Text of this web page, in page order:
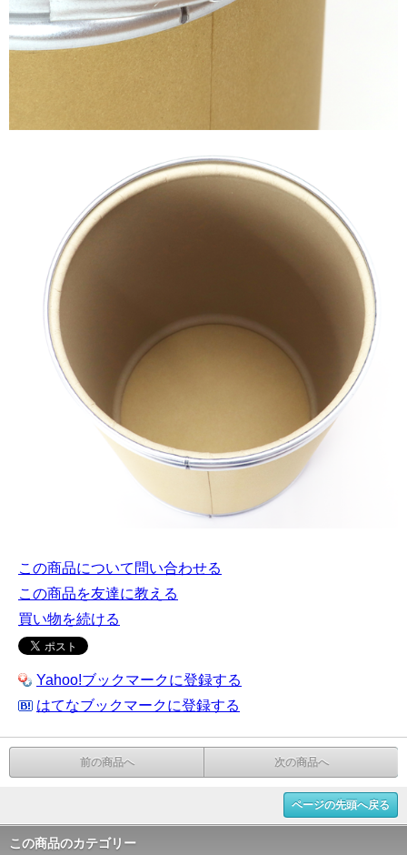
この商品について問い合わせる
この商品を友達に教える
買い物を続ける
Yahoo!ブックマークに登録する
はてなブックマークに登録する
前の商品へ 次の商品へ
ページの先頭へ戻る
この商品のカテゴリー